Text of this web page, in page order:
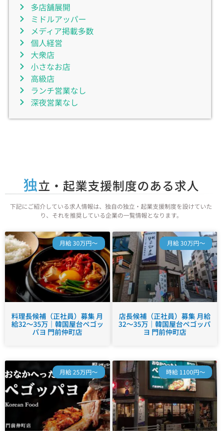
多店舗展開
ミドルアッパー
メディア掲載多数
個人経営
大衆店
小さなお店
高級店
ランチ営業なし
深夜営業なし
独立・起業支援制度のある求人
下記にご紹介している求人情報は、独自の独立・起業支援制度を設けていた
り、それを推奨している企業の一覧情報となります。
月給 30万円～
料理長候補（正社員）募集 月
給32～35万｜韓国屋台ペゴッ
パヨ 門前仲町店
月給 30万円～
店長候補（正社員）募集 月給
32～35万｜韓国屋台ペゴッパ
ヨ 門前仲町店
月給 25万円～ 時給 1100円～